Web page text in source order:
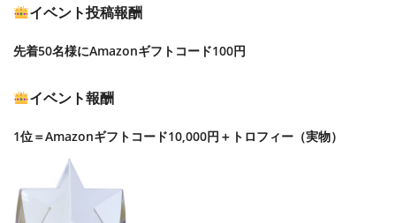
イベント投稿報酬
先着50名様にAmazonギフトコード100円
イベント報酬
1位＝Amazonギフトコード10,000円＋トロフィー（実物）